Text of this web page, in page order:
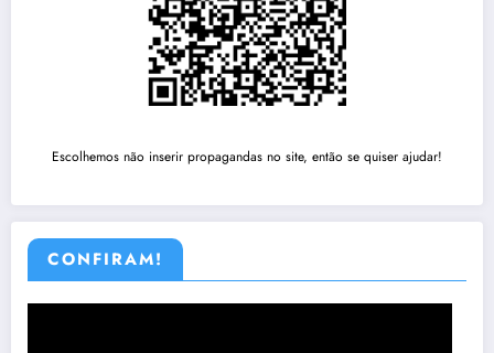
Escolhemos não inserir propagandas no site, então se quiser ajudar!
CONFIRAM!